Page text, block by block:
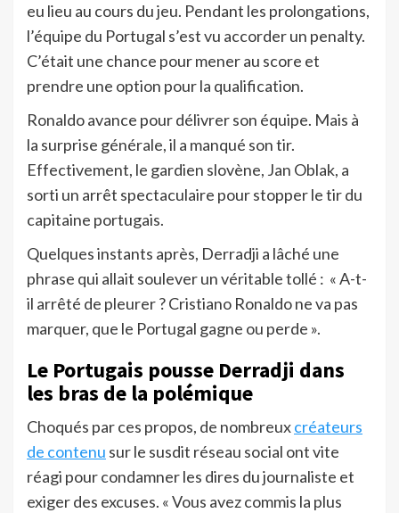
eu lieu au cours du jeu. Pendant les prolongations,
l’équipe du Portugal s’est vu accorder un penalty.
C’était une chance pour mener au score et
prendre une option pour la qualification.
Ronaldo avance pour délivrer son équipe. Mais à
la surprise générale, il a manqué son tir.
Effectivement, le gardien slovène, Jan Oblak, a
sorti un arrêt spectaculaire pour stopper le tir du
capitaine portugais.
Quelques instants après, Derradji a lâché une
phrase qui allait soulever un véritable tollé : « A-t-
il arrêté de pleurer ? Cristiano Ronaldo ne va pas
marquer, que le Portugal gagne ou perde ».
Le Portugais pousse Derradji dans
les bras de la polémique
Choqués par ces propos, de nombreuxcréateurs
de contenu sur le susdit réseau social ont vite
réagi pour condamner les dires du journaliste et
exiger des excuses. « Vous avez commis la plus